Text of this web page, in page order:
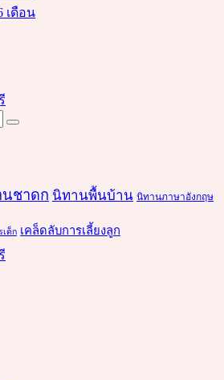
เดือน
Search
ชาดก นิทานพื้นบ้าน นิทานภาษาอังกฤษ
เด็ก เคล็ดลับการเลี้ยงลูก